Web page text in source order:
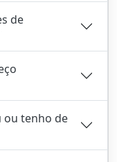
de
ou tenho de